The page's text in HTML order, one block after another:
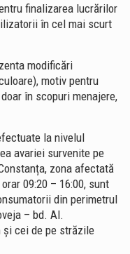
finalizarea lucrărilor
în cel mai scurt
modificări
motiv pentru
în scopuri menajere,
la nivelul
avariei survenite pe
zona afectată
09:20 – 16:00, sunt
din perimetrul
– bd. Al.
și cei de pe străzile